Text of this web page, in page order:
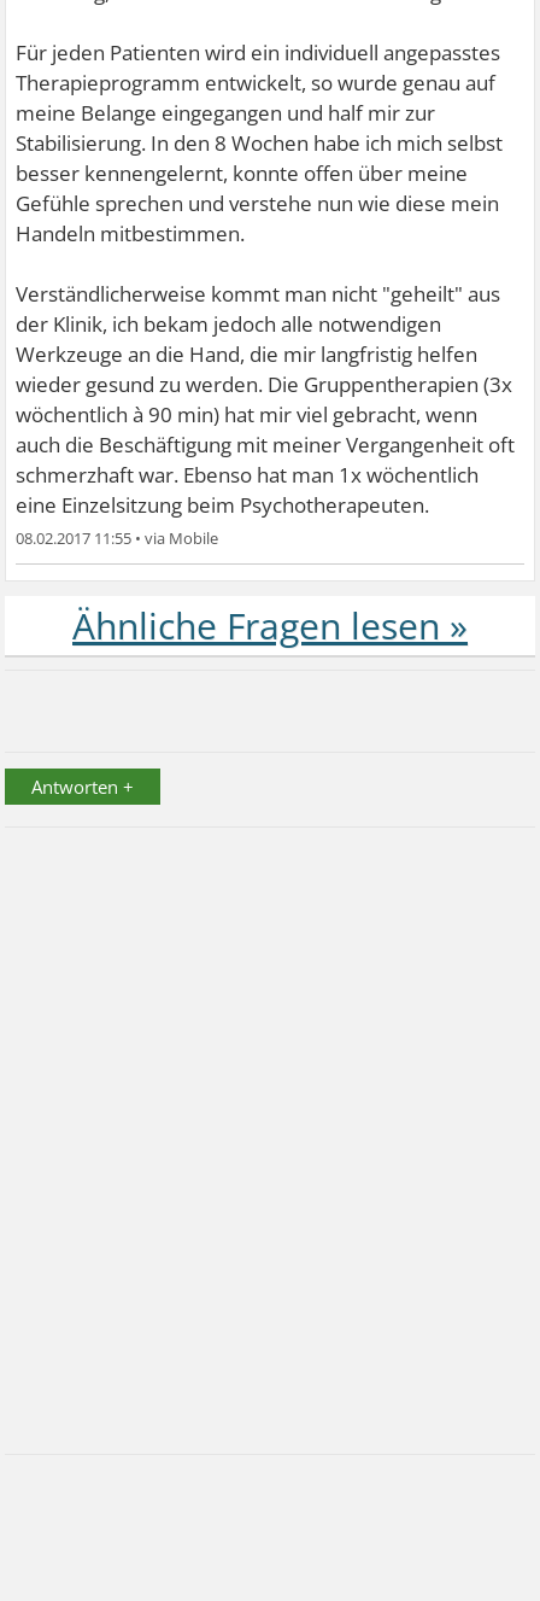
Für jeden Patienten wird ein individuell angepasstes
Therapieprogramm entwickelt, so wurde genau auf
meine Belange eingegangen und half mir zur
Stabilisierung. In den 8 Wochen habe ich mich selbst
besser kennengelernt, konnte offen über meine
Gefühle sprechen und verstehe nun wie diese mein
Handeln mitbestimmen.
Verständlicherweise kommt man nicht "geheilt" aus
der Klinik, ich bekam jedoch alle notwendigen
Werkzeuge an die Hand, die mir langfristig helfen
wieder gesund zu werden. Die Gruppentherapien (3x
wöchentlich à 90 min) hat mir viel gebracht, wenn
auch die Beschäftigung mit meiner Vergangenheit oft
schmerzhaft war. Ebenso hat man 1x wöchentlich
eine Einzelsitzung beim Psychotherapeuten.
08.02.2017 11:55 •
Antworten +